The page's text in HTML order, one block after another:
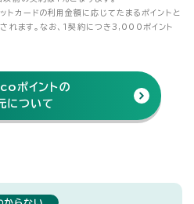
トカードの利用金額に応じてたまるポイントと
れます。なお、1契約につき3,000ポイント
ポイントの
について